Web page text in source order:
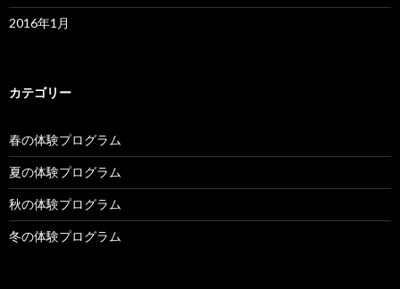
2016年1月
カテゴリー
春の体験プログラム
夏の体験プログラム
秋の体験プログラム
冬の体験プログラム